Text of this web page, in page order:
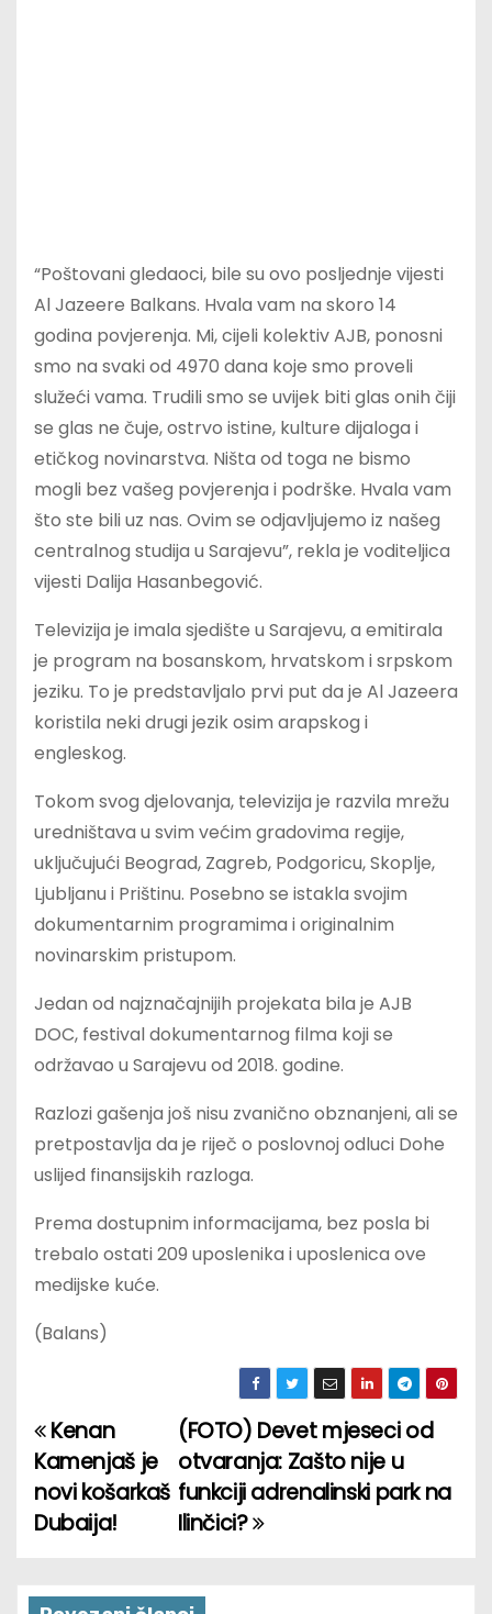
“Poštovani gledaoci, bile su ovo posljednje vijesti
Al Jazeere Balkans. Hvala vam na skoro 14
godina povjerenja. Mi, cijeli kolektiv AJB, ponosni
smo na svaki od 4970 dana koje smo proveli
služeći vama. Trudili smo se uvijek biti glas onih čiji
se glas ne čuje, ostrvo istine, kulture dijaloga i
etičkog novinarstva. Ništa od toga ne bismo
mogli bez vašeg povjerenja i podrške. Hvala vam
što ste bili uz nas. Ovim se odjavljujemo iz našeg
centralnog studija u Sarajevu”, rekla je voditeljica
vijesti Dalija Hasanbegović.
Televizija je imala sjedište u Sarajevu, a emitirala
je program na bosanskom, hrvatskom i srpskom
jeziku. To je predstavljalo prvi put da je Al Jazeera
koristila neki drugi jezik osim arapskog i
engleskog.
Tokom svog djelovanja, televizija je razvila mrežu
uredništava u svim većim gradovima regije,
uključujući Beograd, Zagreb, Podgoricu, Skoplje,
Ljubljanu i Prištinu. Posebno se istakla svojim
dokumentarnim programima i originalnim
novinarskim pristupom.
Jedan od najznačajnijih projekata bila je AJB
DOC, festival dokumentarnog filma koji se
održavao u Sarajevu od 2018. godine.
Razlozi gašenja još nisu zvanično obznanjeni, ali se
pretpostavlja da je riječ o poslovnoj odluci Dohe
uslijed finansijskih razloga.
Prema dostupnim informacijama, bez posla bi
trebalo ostati 209 uposlenika i uposlenica ove
medijske kuće.
(Balans)
P
o
s
(FOTO) Devet mjeseci od
otvaranja: Zašto nije u
funkciji adrenalinski park na
Ilinčici?
Kenan
Kamenjaš je
novi košarkaš
Dubaija!